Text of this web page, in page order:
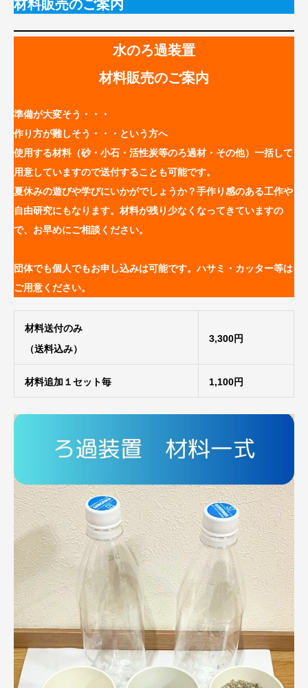
材料販売のご案内
水のろ過装置
材料販売のご案内
準備が大変そう・・・
作り方が難しそう・・・という方へ
使用する材料（砂・小石・活性炭等のろ過材・その他）一括して
用意していますので送付することも可能です。
夏休みの遊びや学びにいかがでしょうか？手作り感のある工作や
自由研究にもなります。材料が残り少なくなってきていますの
で、お早めにご相談ください。
団体でも個人でもお申し込みは可能です。ハサミ・カッター等は
ご用意ください。
材料送付のみ
（送料込み）
3,300円
材料追加１セット毎 1,100円